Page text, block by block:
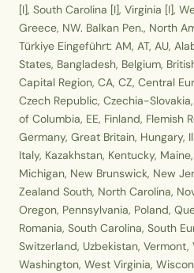
[I], South Carolina [I], Virginia [I],
Greece, NW. Balkan Pen., North
Türkiye Eingeführt: AM, AT, AU,
States, Bangladesh, Belgium,
Capital Region, CA, CZ, Central
Czech Republic, Czechia-
of Columbia, EE, Finland, Flemish
Germany, Great Britain, Hungary,
Italy, Kazakhstan, Kentucky,
Michigan, New Brunswick, New
Zealand South, North Carolina,
Oregon, Pennsylvania, Poland,
Romania, South Carolina, South
Switzerland, Uzbekistan, Vermont,
Washington, West Virginia,